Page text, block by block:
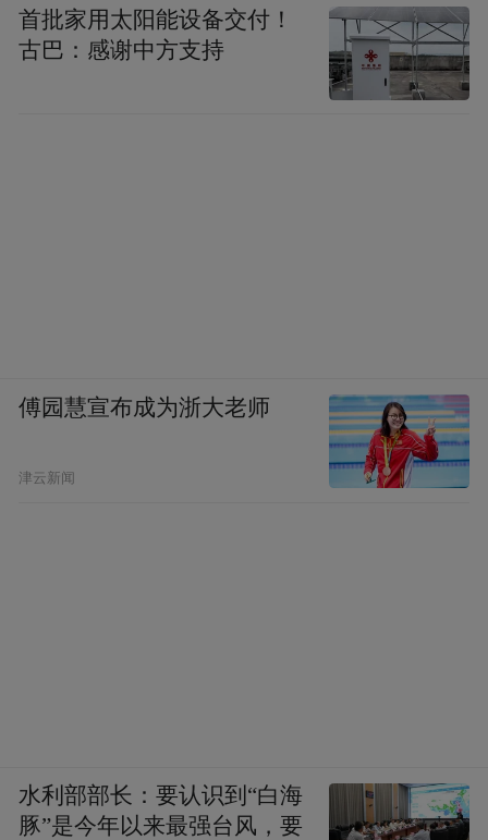
首批家用太阳能设备交付！
古巴：感谢中方支持
傅园慧宣布成为浙大老师
津云新闻
水利部部长：要认识到“白海
豚”是今年以来最强台风，要